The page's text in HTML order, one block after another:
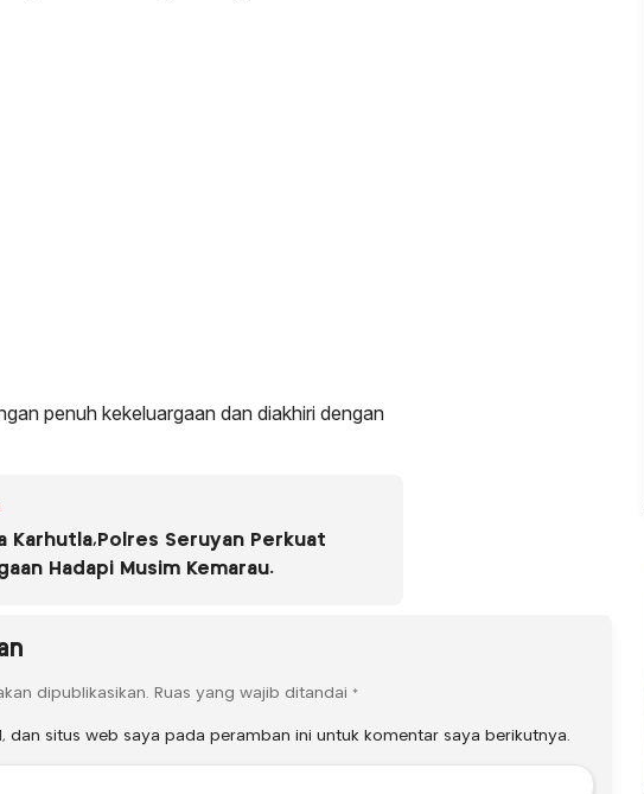
penuh kekeluargaan dan diakhiri dengan
Karhutla,Polres Seruyan Perkuat
Hadapi Musim Kemarau.
dipublikasikan. Ruas yang wajib ditandai *
dan situs web saya pada peramban ini untuk komentar saya berikutnya.